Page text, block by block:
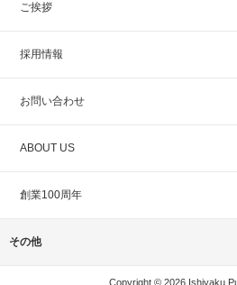
ご挨拶
採用情報
お問い合わせ
ABOUT US
創業100周年
その他
Copyright © 2026 Ishiyaku